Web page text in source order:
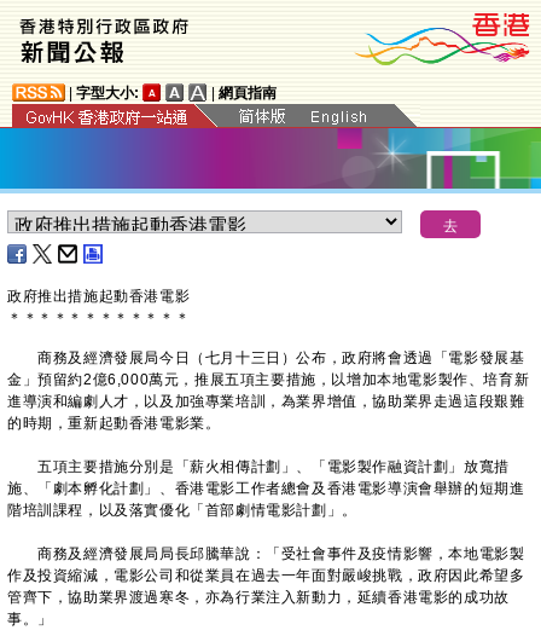
字型大小: 網頁指南
政府推出措施起動香港電影
＊ ＊ ＊ ＊ ＊ ＊ ＊ ＊ ＊ ＊ ＊ ＊
商務及經濟發展局今日（七月十三日）公布，政府將會透過「電影發展基
金」預留約2億6,000萬元，推展五項主要措施，以增加本地電影製作、培育新
進導演和編劇人才，以及加強專業培訓，為業界增值，協助業界走過這段艱難
的時期，重新起動香港電影業。
五項主要措施分別是「薪火相傳計劃」、「電影製作融資計劃」放寬措
施、「劇本孵化計劃」、香港電影工作者總會及香港電影導演會舉辦的短期進
階培訓課程，以及落實優化「首部劇情電影計劃」。
商務及經濟發展局局長邱騰華說：「受社會事件及疫情影響，本地電影製
作及投資縮減，電影公司和從業員在過去一年面對嚴峻挑戰，政府因此希望多
管齊下，協助業界渡過寒冬，亦為行業注入新動力，延續香港電影的成功故
事。」